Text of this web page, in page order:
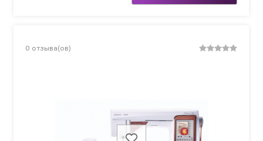
0 отзыва(ов)